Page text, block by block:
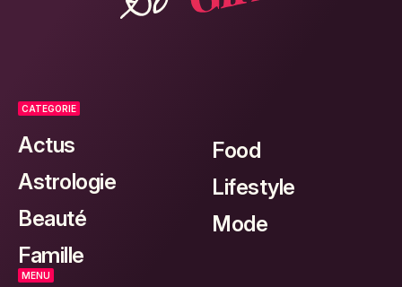
CATEGORIE
Actus
Astrologie
Beauté
Famille
Food
Lifestyle
Mode
MENU